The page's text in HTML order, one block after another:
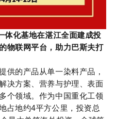
体化基地在湛江全面建成投
物联网平台，助力巴斯夫打
供的产品从单一染料产品，
决方案、营养与护理、表面
个领域。作为中国重化工领
占地约4平方公里，投资总